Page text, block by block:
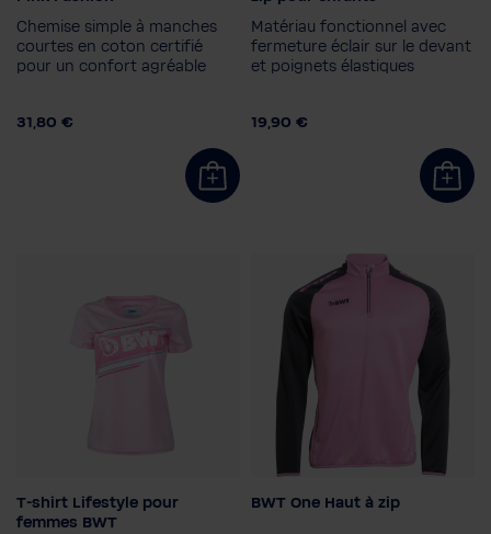
Enfants
Taille de l'enfant
164
140 128
152
Chemise simple à manches
courtes en coton certifié
pour un confort agréable
31,80 €
Matériau fonctionnel avec
fermeture éclair sur le devant
et poignets élastiques
19,90 €
Couleur
T-shirt Lifestyle pour
femmes BWT
Couleur
BWT One Haut à zip